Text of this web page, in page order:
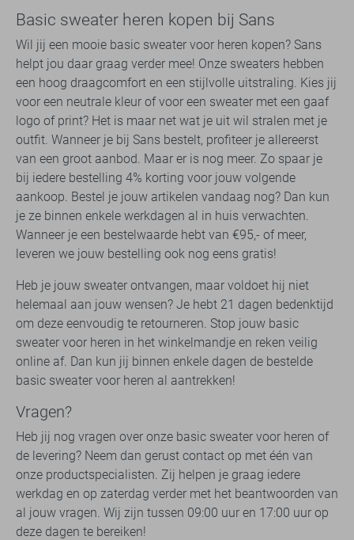
Basic sweater heren kopen bij Sans
Wil jij een mooie basic sweater voor heren kopen? Sans
helpt jou daar graag verder mee! Onze sweaters hebben
een hoog draagcomfort en een stijlvolle uitstraling. Kies jij
voor een neutrale kleur of voor een sweater met een gaaf
logo of print? Het is maar net wat je uit wil stralen met je
outfit. Wanneer je bij Sans bestelt, profiteer je allereerst
van een groot aanbod. Maar er is nog meer. Zo spaar je
bij iedere bestelling 4% korting voor jouw volgende
aankoop. Bestel je jouw artikelen vandaag nog? Dan kun
je ze binnen enkele werkdagen al in huis verwachten.
Wanneer je een bestelwaarde hebt van €95,- of meer,
leveren we jouw bestelling ook nog eens gratis!
Heb je jouw sweater ontvangen, maar voldoet hij niet
helemaal aan jouw wensen? Je hebt 21 dagen bedenktijd
om deze eenvoudig te retourneren. Stop jouw basic
sweater voor heren in het winkelmandje en reken veilig
online af. Dan kun jij binnen enkele dagen de bestelde
basic sweater voor heren al aantrekken!
Vragen?
Heb jij nog vragen over onze basic sweater voor heren of
de levering? Neem dan gerust contact op met één van
onze productspecialisten. Zij helpen je graag iedere
werkdag en op zaterdag verder met het beantwoorden van
al jouw vragen. Wij zijn tussen 09:00 uur en 17:00 uur op
deze dagen te bereiken!